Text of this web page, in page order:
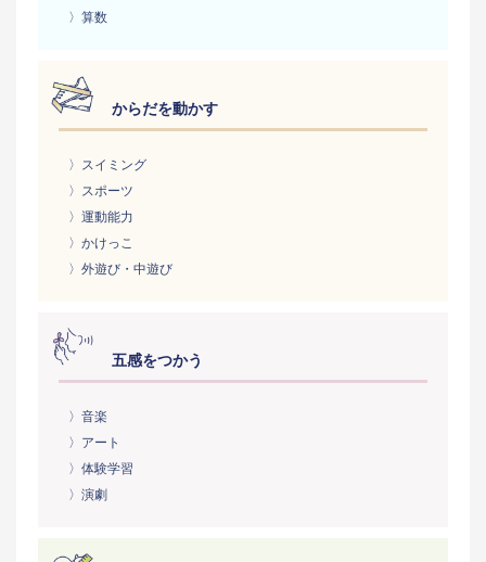
〉算数
からだを動かす
〉スイミング
〉スポーツ
〉運動能力
〉かけっこ
〉外遊び・中遊び
五感をつかう
〉音楽
〉アート
〉体験学習
〉演劇